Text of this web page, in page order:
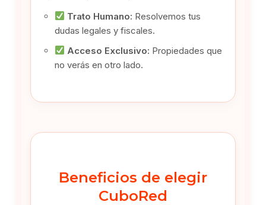
Trato Humano: Resolvemos tus
dudas legales y fiscales.
Acceso Exclusivo: Propiedades que
no verás en otro lado.
Beneficios de elegir
CuboRed